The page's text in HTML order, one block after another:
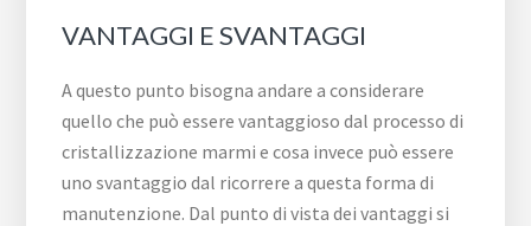
VANTAGGI E SVANTAGGI
A questo punto bisogna andare a considerare
quello che può essere vantaggioso dal processo di
cristallizzazione marmi e cosa invece può essere
uno svantaggio dal ricorrere a questa forma di
manutenzione. Dal punto di vista dei vantaggi si